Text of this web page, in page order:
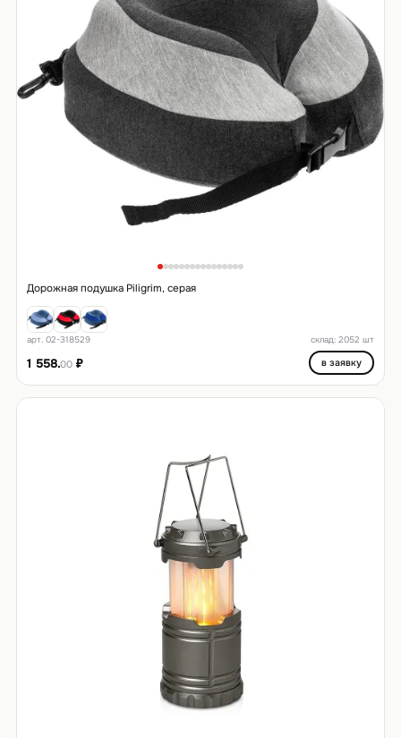
Дорожная подушка Piligrim, серая
арт. 02-318529 склад: 2052 шт
1 558.00₽ в заявку